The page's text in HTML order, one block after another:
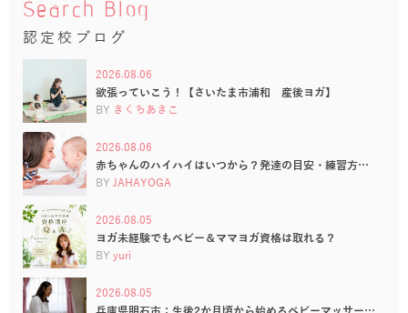
Search Blog
認定校ブログ
2026.08.06
欲張っていこう！【さいたま市浦和 産後ヨガ】
BY きくちあきこ
2026.08.06
赤ちゃんのハイハイはいつから？発達の目安・練習方…
BY JAHAYOGA
2026.08.05
ヨガ未経験でもベビー＆ママヨガ資格は取れる？
BY yuri
2026.08.05